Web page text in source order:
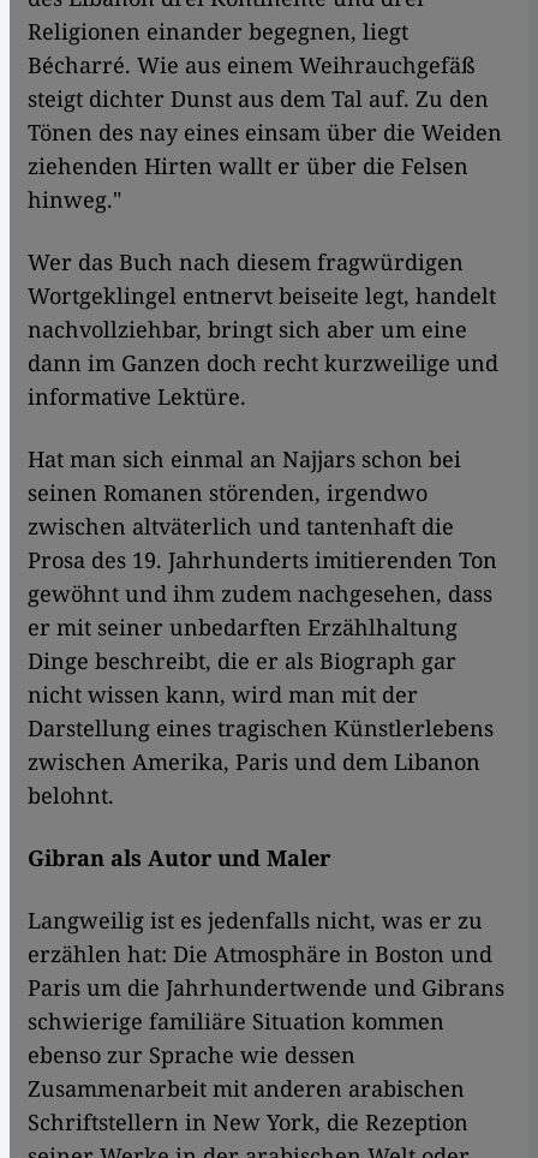
Religionen einander begegnen, liegt
Bécharré. Wie aus einem Weihrauchgefäß
steigt dichter Dunst aus dem Tal auf. Zu den
Tönen des nay eines einsam über die Weiden
ziehenden Hirten wallt er über die Felsen
hinweg."
Wer das Buch nach diesem fragwürdigen
Wortgeklingel entnervt beiseite legt, handelt
nachvollziehbar, bringt sich aber um eine
dann im Ganzen doch recht kurzweilige und
informative Lektüre.
Hat man sich einmal an Najjars schon bei
seinen Romanen störenden, irgendwo
zwischen altväterlich und tantenhaft die
Prosa des 19. Jahrhunderts imitierenden Ton
gewöhnt und ihm zudem nachgesehen, dass
er mit seiner unbedarften Erzählhaltung
Dinge beschreibt, die er als Biograph gar
nicht wissen kann, wird man mit der
Darstellung eines tragischen Künstlerlebens
zwischen Amerika, Paris und dem Libanon
belohnt.
Gibran als Autor und Maler
Langweilig ist es jedenfalls nicht, was er zu
erzählen hat: Die Atmosphäre in Boston und
Paris um die Jahrhundertwende und Gibrans
schwierige familiäre Situation kommen
ebenso zur Sprache wie dessen
Zusammenarbeit mit anderen arabischen
Schriftstellern in New York, die Rezeption